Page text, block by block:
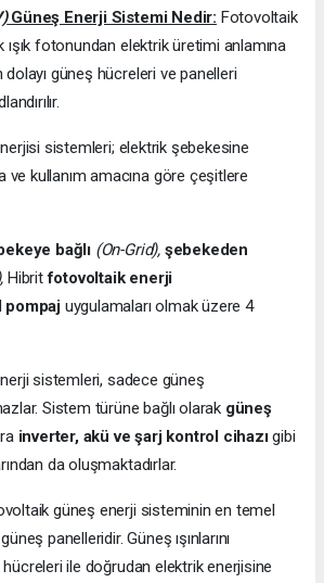
Güneş Enerji Sistemi Nedir: Fotovoltaik
ışık fotonundan elektrik üretimi anlamına
güneş hücreleri ve panelleri
sistemleri; elektrik şebekesine
ve kullanım amacına göre çeşitlere
bağlı (On-Grid), şebekeden
Hibritfotovoltaik enerji
pompaj uygulamaları olmak üzere 4
sistemleri, sadece güneş
Sistem türüne bağlı olarak güneş
inverter, akü ve şarj kontrol cihazıgibi
da oluşmaktadırlar.
güneş enerji sisteminin en temel
panelleridir. Güneş ışınlarını
ile doğrudan elektrik enerjisine